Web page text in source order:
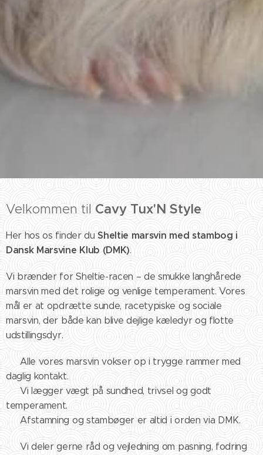
Velkommen til Cavy Tux'N Style
Her hos os finder duSheltie marsvin med stambog i
Dansk Marsvine Klub (DMK).
Vi brænder for Sheltie-racen – de smukke langhårede
marsvin med det rolige og venlige temperament. Vores
mål er at opdrætte sunde, racetypiske og sociale
marsvin, der både kan blive dejlige kæledyr og flotte
udstillingsdyr.
✅ Alle vores marsvin vokser op i trygge rammer med
daglig kontakt.
✅ Vi lægger vægt på sundhed, trivsel og godt
temperament.
✅ Afstamning og stambøger er altid i orden via DMK.
🌿 Vi deler gerne råd og vejledning om pasning, fodring